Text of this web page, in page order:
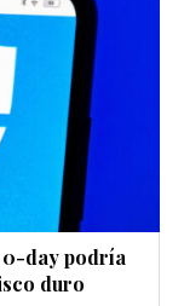
0-day podría
duro